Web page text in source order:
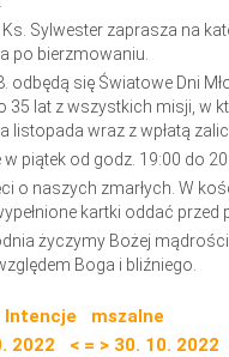
Sylwester zaprasza na
po bierzmowaniu.
odbędą się Światowe Dni
lat z wszystkich misji, w
listopada wraz z wpłatą
piątek od godz. 19:00 do
o naszych zmarłych. W
kartki oddać przed
życzymy Bożej
Boga i bliźniego.
Intencje mszalne
2022 < = > 30. 10. 2022